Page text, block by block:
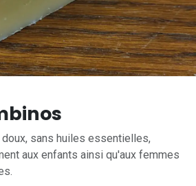
doux, sans huiles essentielles,
aux enfants ainsi qu'aux femmes